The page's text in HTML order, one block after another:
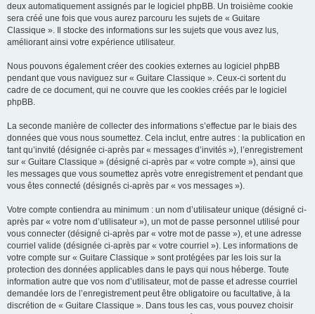
deux automatiquement assignés par le logiciel phpBB. Un troisième cookie
sera créé une fois que vous aurez parcouru les sujets de « Guitare
Classique ». Il stocke des informations sur les sujets que vous avez lus,
améliorant ainsi votre expérience utilisateur.
Nous pouvons également créer des cookies externes au logiciel phpBB
pendant que vous naviguez sur « Guitare Classique ». Ceux-ci sortent du
cadre de ce document, qui ne couvre que les cookies créés par le logiciel
phpBB.
La seconde manière de collecter des informations s’effectue par le biais des
données que vous nous soumettez. Cela inclut, entre autres : la publication en
tant qu’invité (désignée ci-après par « messages d’invités »), l’enregistrement
sur « Guitare Classique » (désigné ci-après par « votre compte »), ainsi que
les messages que vous soumettez après votre enregistrement et pendant que
vous êtes connecté (désignés ci-après par « vos messages »).
Votre compte contiendra au minimum : un nom d’utilisateur unique (désigné ci-
après par « votre nom d’utilisateur »), un mot de passe personnel utilisé pour
vous connecter (désigné ci-après par « votre mot de passe »), et une adresse
courriel valide (désignée ci-après par « votre courriel »). Les informations de
votre compte sur « Guitare Classique » sont protégées par les lois sur la
protection des données applicables dans le pays qui nous héberge. Toute
information autre que vos nom d’utilisateur, mot de passe et adresse courriel
demandée lors de l’enregistrement peut être obligatoire ou facultative, à la
discrétion de « Guitare Classique ». Dans tous les cas, vous pouvez choisir